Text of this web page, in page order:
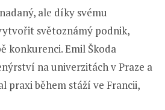
ale díky svému
světoznámý podnik,
konkurenci. Emil Škoda
na univerzitách v Praze a
praxi během stáží ve Francii,